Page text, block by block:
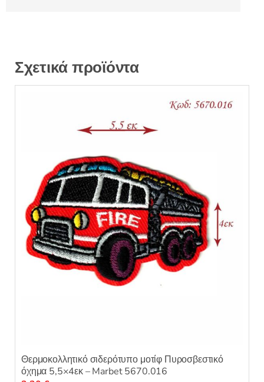
Σχετικά προϊόντα
Θερμοκολλητικό σιδερότυπο μοτίφ Πυροσβεστικό
όχημα 5,5×4εκ – Marbet 5670.016